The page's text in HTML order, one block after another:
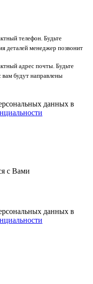
телефон. Будьте
деталей менеджер позвонит
адрес почты. Будьте
вам будут направлены
данных в
с Вами
данных в